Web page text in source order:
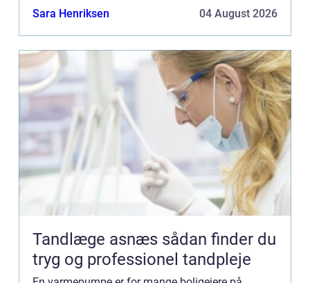
lavere varmeregning og et mindre C...
Sara Henriksen 04 August 2026
Tandlæge asnæs sådan finder du
tryg og professionel tandpleje